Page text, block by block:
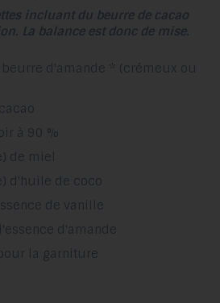
incluant du beurre de cacao
La balance est donc de mise.
d'amande * (crémeux ou
à 90 %
de miel
d'huile de coco
de vanille
d'amande
la garniture